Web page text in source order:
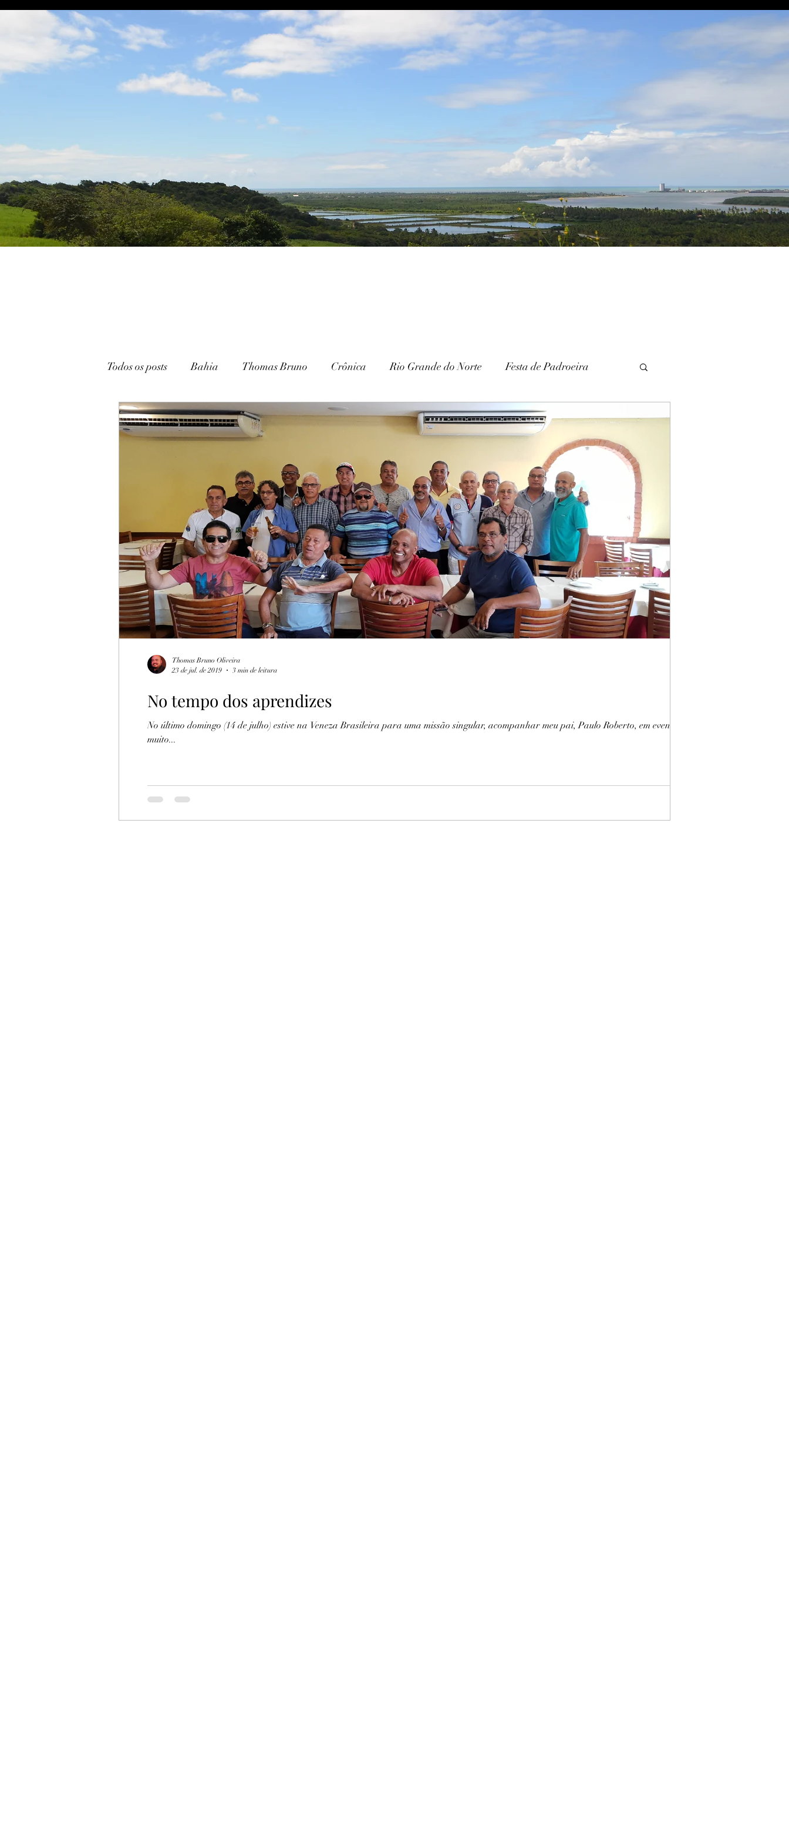
Todos os posts Bahia Thomas Bruno Crônica Rio Grande do Norte Festa de Padroeira
João Pessoa Livraria Paraíba Patrimônio Histórico Patrimônio Natural
Cariri Serra Branca
Campina Grande Rádio Escavações Arqueologia Galante Festa Junina
Turismo Rural Botija Lendas Fotografia Marinha Recife
No tempo dos aprendizes
No último domingo (14 de julho) estive na Veneza Brasileira para uma missão singular, acompanhar meu pai, Paulo Roberto, em evento
muito...
Thomas Bruno Oliveira
23 de jul. de 2019
3 min de leitura